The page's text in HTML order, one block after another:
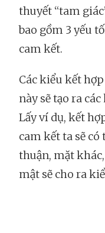
thuyết “tam
bao gồm 3 yếu
cam kết.
Các kiểu kết
này sẽ tạo ra
Lấy ví dụ, kết
cam kết ta sẽ
thuận, mặt
mật sẽ cho ra